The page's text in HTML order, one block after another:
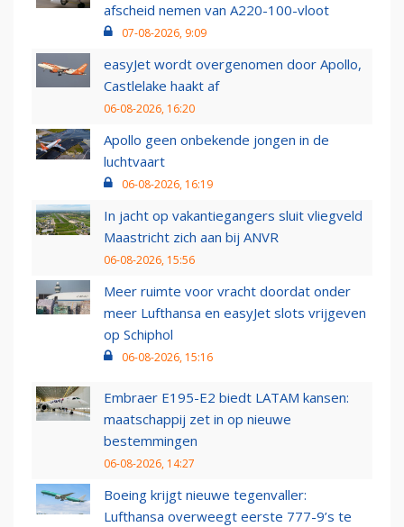
afscheid nemen van A220-100-vloot
07-08-2026, 9:09
easyJet wordt overgenomen door Apollo,
Castlelake haakt af
06-08-2026, 16:20
Apollo geen onbekende jongen in de
luchtvaart
06-08-2026, 16:19
In jacht op vakantiegangers sluit vliegveld
Maastricht zich aan bij ANVR
06-08-2026, 15:56
Meer ruimte voor vracht doordat onder
meer Lufthansa en easyJet slots vrijgeven
op Schiphol
06-08-2026, 15:16
Embraer E195-E2 biedt LATAM kansen:
maatschappij zet in op nieuwe
bestemmingen
06-08-2026, 14:27
Boeing krijgt nieuwe tegenvaller:
Lufthansa overweegt eerste 777-9’s te